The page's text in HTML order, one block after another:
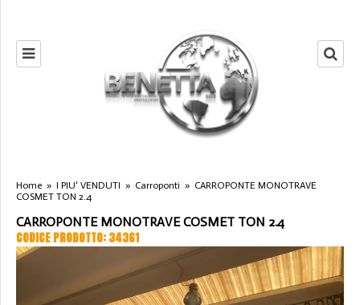
Home » I PIU' VENDUTI » Carroponti » CARROPONTE MONOTRAVE
COSMET TON 2.4
CARROPONTE MONOTRAVE COSMET TON 2.4
CODICE PRODOTTO: 34361